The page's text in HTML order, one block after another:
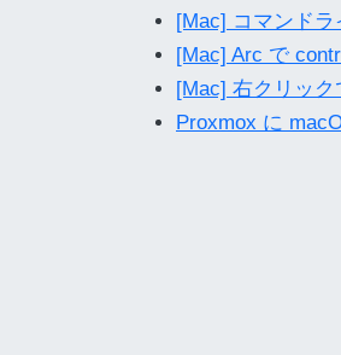
[Mac] コマンド
[Mac] Arc で
[Mac] 右クリック
Proxmox に